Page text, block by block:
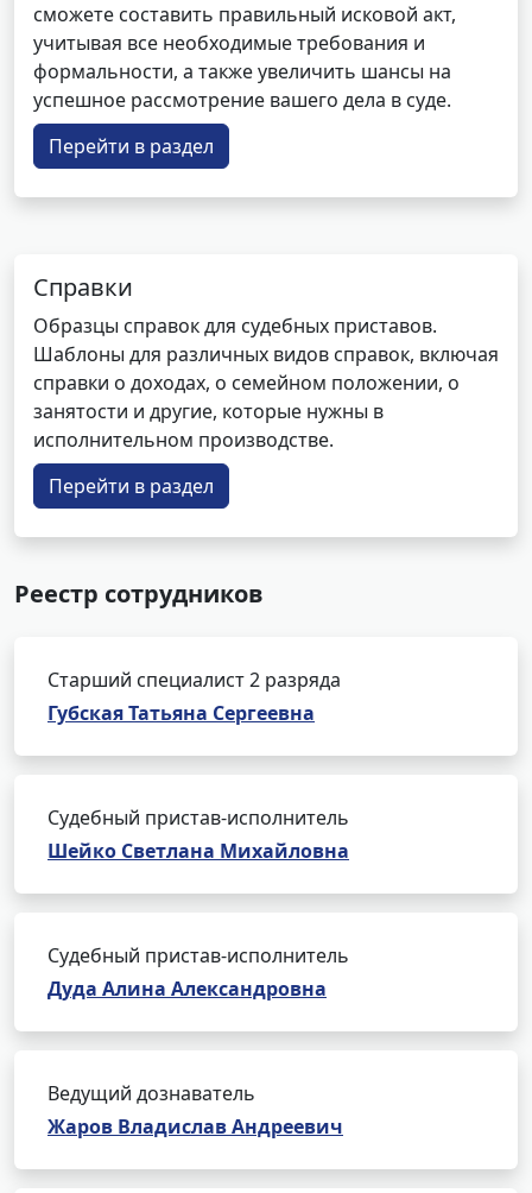
сможете составить правильный исковой акт,
учитывая все необходимые требования и
формальности, а также увеличить шансы на
успешное рассмотрение вашего дела в суде.
Перейти в раздел
Справки
Образцы справок для судебных приставов.
Шаблоны для различных видов справок, включая
справки о доходах, о семейном положении, о
занятости и другие, которые нужны в
исполнительном производстве.
Перейти в раздел
Реестр сотрудников
Старший специалист 2 разряда
Губская Татьяна Сергеевна
Судебный пристав-исполнитель
Шейко Светлана Михайловна
Судебный пристав-исполнитель
Дуда Алина Александровна
Ведущий дознаватель
Жаров Владислав Андреевич